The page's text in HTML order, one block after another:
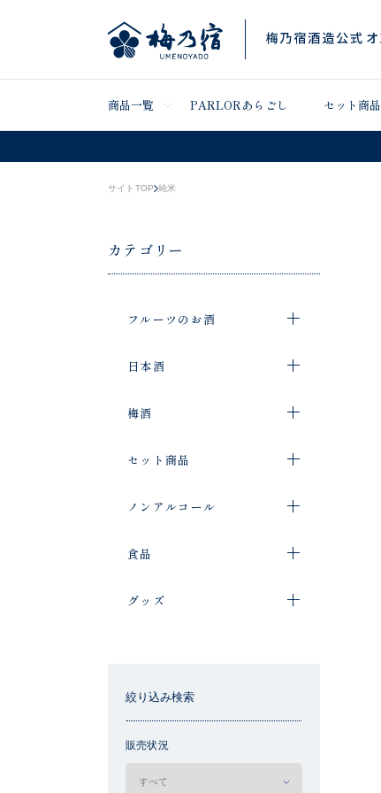
商品一覧 PARLORあらごし セット商品
サイトTOP 純米
カテゴリー
フルーツのお酒
日本酒
梅酒
セット商品
ノンアルコール
食品
グッズ
絞り込み検索
販売状況